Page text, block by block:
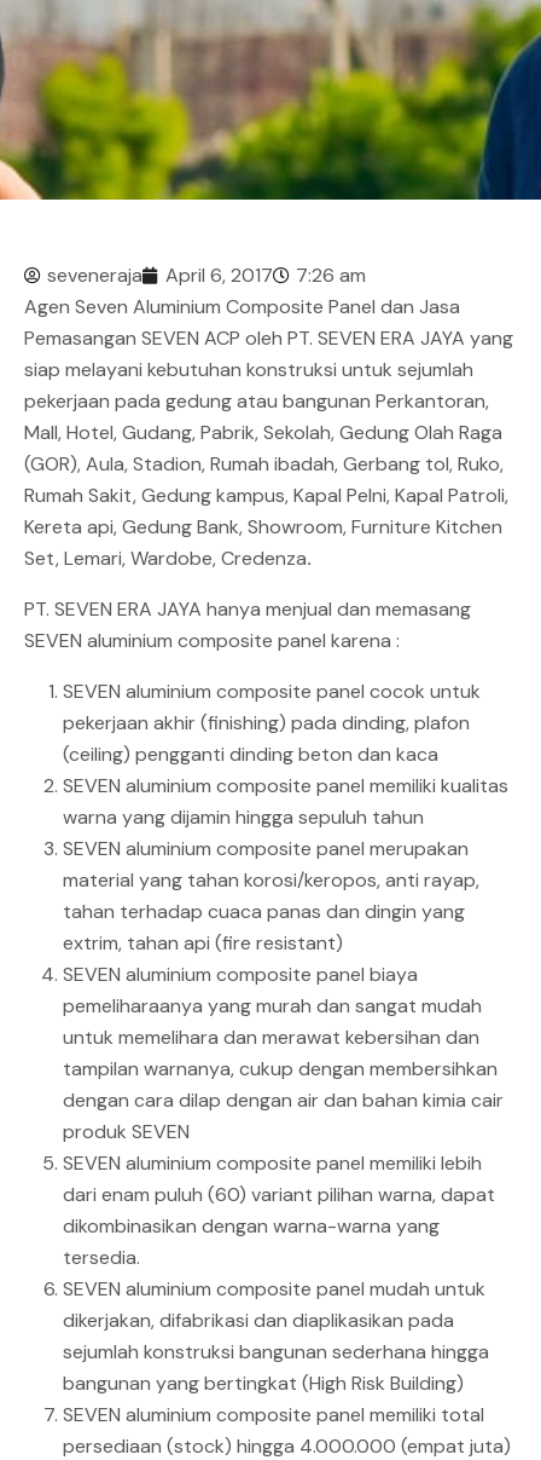
seveneraja April 6, 2017
7:26 am
Agen Seven Aluminium Composite Panel dan Jasa
Pemasangan SEVEN ACP oleh PT. SEVEN ERA JAYA yang
siap melayani kebutuhan konstruksi untuk sejumlah
pekerjaan pada gedung atau bangunan Perkantoran,
Mall, Hotel, Gudang, Pabrik, Sekolah, Gedung Olah Raga
(GOR), Aula, Stadion, Rumah ibadah, Gerbang tol, Ruko,
Rumah Sakit, Gedung kampus, Kapal Pelni, Kapal Patroli,
Kereta api, Gedung Bank, Showroom, Furniture Kitchen
Set, Lemari, Wardobe, Credenza.
PT. SEVEN ERA JAYA hanya menjual dan memasang
SEVEN aluminium composite panel karena :
SEVEN aluminium composite panel cocok untuk
pekerjaan akhir (finishing) pada dinding, plafon
(ceiling) pengganti dinding beton dan kaca
SEVEN aluminium composite panel memiliki kualitas
warna yang dijamin hingga sepuluh tahun
SEVEN aluminium composite panel merupakan
material yang tahan korosi/keropos, anti rayap,
tahan terhadap cuaca panas dan dingin yang
extrim, tahan api (fire resistant)
SEVEN aluminium composite panel biaya
pemeliharaanya yang murah dan sangat mudah
untuk memelihara dan merawat kebersihan dan
tampilan warnanya, cukup dengan membersihkan
dengan cara dilap dengan air dan bahan kimia cair
produk SEVEN
SEVEN aluminium composite panel memiliki lebih
dari enam puluh (60) variant pilihan warna, dapat
dikombinasikan dengan warna-warna yang
tersedia.
SEVEN aluminium composite panel mudah untuk
dikerjakan, difabrikasi dan diaplikasikan pada
sejumlah konstruksi bangunan sederhana hingga
bangunan yang bertingkat (High Risk Building)
SEVEN aluminium composite panel memiliki total
persediaan (stock) hingga 4.000.000 (empat juta)